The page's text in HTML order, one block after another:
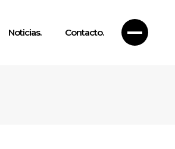
Noticias. Contacto.